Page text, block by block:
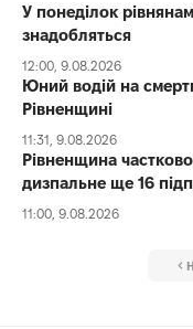
У понеділок
знадобляться
12:00, 9.08.2026
Юний водій на
Рівненщині
11:31, 9.08.2026
Рівненщина
дизпальне ще 16
11:00, 9.08.2026